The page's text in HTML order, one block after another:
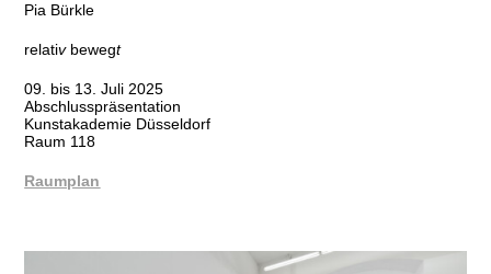
Pia Bürkle
relativbewegt
09. bis 13. Juli 2025
Abschlusspräsentation
Kunstakademie Düsseldorf
Raum 118
Raumplan